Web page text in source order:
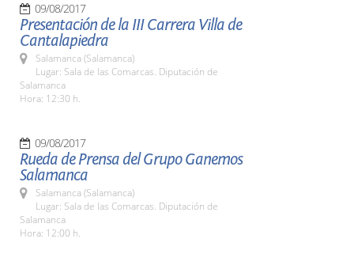
09/08/2017
Presentación de la III Carrera Villa de
Cantalapiedra
Salamanca (Salamanca)
Lugar: Sala de las Comarcas. Diputación de
Salamanca
Hora: 12:30 h.
09/08/2017
Rueda de Prensa del Grupo Ganemos
Salamanca
Salamanca (Salamanca)
Lugar: Sala de las Comarcas. Diputación de
Salamanca
Hora: 12:00 h.